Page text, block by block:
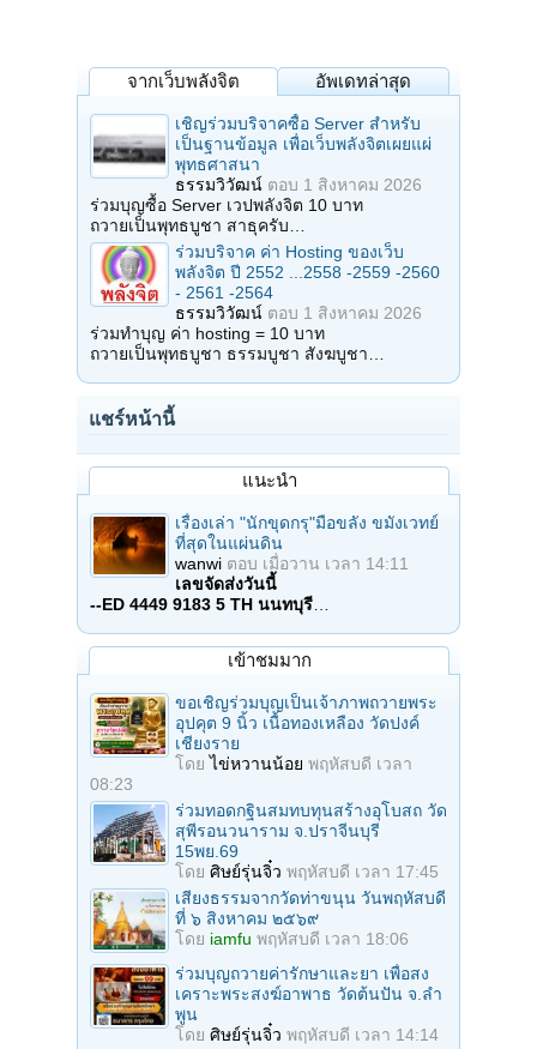
จากเว็บพลังจิต อัพเดทล่าสุด
เชิญร่วมบริจาคซื้อ Server สำหรับ
เป็นฐานข้อมูล เพื่อเว็บพลังจิตเผยแผ่
พุทธศาสนา
ธรรมวิวัฒน์ ตอบ 1 สิงหาคม 2026
ร่วมบุญซื้อ Server เวปพลังจิต 10 บาท
ถวายเป็นพุทธบูชา สาธุครับ…
ร่วมบริจาค ค่า Hosting ของเว็บ
พลังจิต ปี 2552 ...2558 -2559 -2560
- 2561 -2564
ธรรมวิวัฒน์ ตอบ 1 สิงหาคม 2026
ร่วมทำบุญ ค่า hosting = 10 บาท
ถวายเป็นพุทธบูชา ธรรมบูชา สังฆบูชา…
แชร์หน้านี้
แนะนำ
เรื่องเล่า "นักขุดกรุ"มือขลัง ขมังเวทย์
ที่สุดในแผ่นดิน
wanwi ตอบ เมื่อวาน เวลา 14:11
เลขจัดส่งวันนี้
--ED 4449 9183 5 TH นนทบุรี…
เข้าชมมาก
ขอเชิญร่วมบุญเป็นเจ้าภาพถวายพระ
อุปคุต 9 นิ้ว เนื้อทองเหลือง วัดปงค์
เชียงราย
โดยไข่หวานน้อย พฤหัสบดี เวลา
08:23
ร่วมทอดกฐินสมทบทุนสร้างอุโบสถ วัด
สุพีรอนวนาราม จ.ปราจีนบุรี
15พย.69
โดย ศิษย์รุ่นจิ๋ว พฤหัสบดี เวลา 17:45
เสียงธรรมจากวัดท่าขนุน วันพฤหัสบดี
ที่ ๖ สิงหาคม ๒๕๖๙
โดย iamfu พฤหัสบดี เวลา 18:06
ร่วมบุญถวายค่ารักษาและยา เพื่อสง
เคราะพระสงฆ์อาพาธ วัดต้นปัน จ.ลํา
พูน
โดย ศิษย์รุ่นจิ๋ว พฤหัสบดี เวลา 14:14